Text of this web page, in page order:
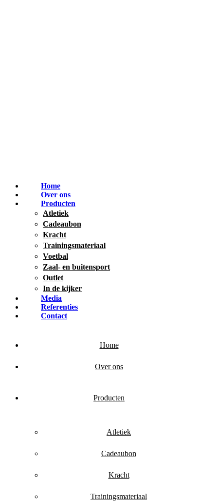
Home
Over ons
Producten
Atletiek
Cadeaubon
Kracht
Trainingsmateriaal
Voetbal
Zaal- en buitensport
Outlet
In de kijker
Media
Referenties
Contact
Home
Over ons
Producten
Atletiek
Cadeaubon
Kracht
Trainingsmateriaal